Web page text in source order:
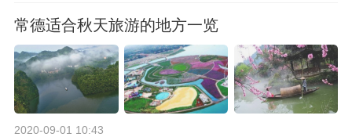
常德适合秋天旅游的地方一览
2020-09-01 10:43